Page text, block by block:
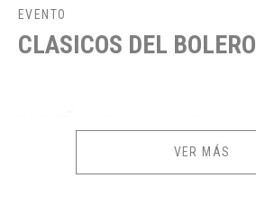
EVENTO
CLASICOS DEL BOLERO
VER MÁS